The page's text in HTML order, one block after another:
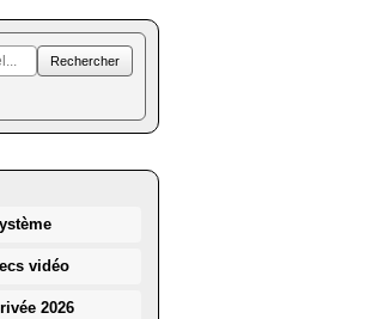
vidéo
2026